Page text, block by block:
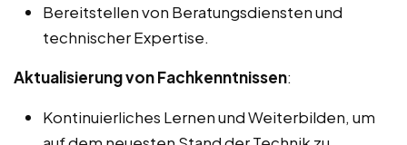
Bereitstellen von Beratungsdiensten und
technischer Expertise.
Aktualisierung von Fachkenntnissen:
Kontinuierliches Lernen und Weiterbilden, um